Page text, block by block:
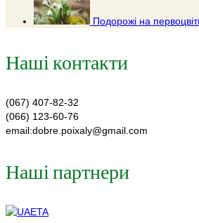
Подорожі на
Наші контакти
(067) 407-82-32
(066) 123-60-76
email:dobre.poixaly@gmail.com
Наші партнери